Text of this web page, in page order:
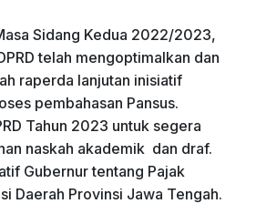
Sidang Kedua 2022/2023,
telah mengoptimalkan dan
raperda lanjutan inisiatif
pembahasan Pansus.
Tahun 2023 untuk segera
naskah akademik dan draf.
Gubernur tentang Pajak
Daerah Provinsi Jawa Tengah.